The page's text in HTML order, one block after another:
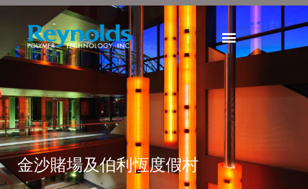
金沙賭場及伯利恆度假村